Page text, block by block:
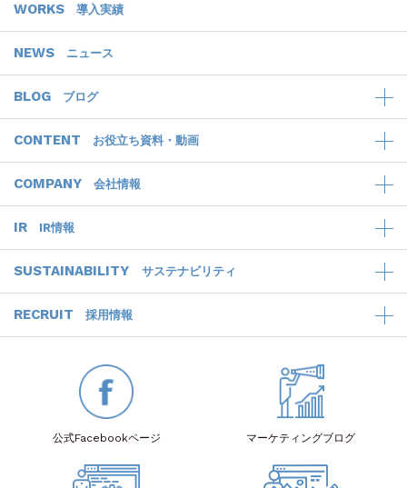
WORKS 導入実績
NEWS ニュース
BLOG ブログ
CONTENT お役立ち資料・動画
COMPANY 会社情報
IR IR情報
SUSTAINABILITY サステナビリティ
RECRUIT 採用情報
公式Facebookページ マーケティングブログ